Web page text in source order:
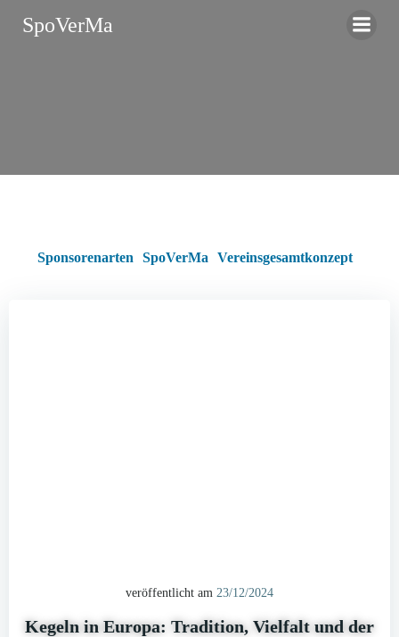
SpoVerMa
Sponsorenarten SpoVerMa Vereinsgesamtkonzept
veröffentlicht am 23/12/2024
Kegeln in Europa: Tradition, Vielfalt und der